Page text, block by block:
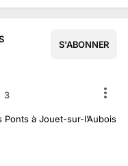
S'ABONNER
3
à Jouet-sur-l’Aubois